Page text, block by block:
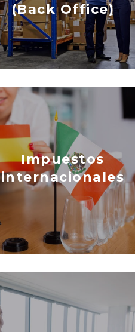
(Back Office)
Impuestos
internacionales